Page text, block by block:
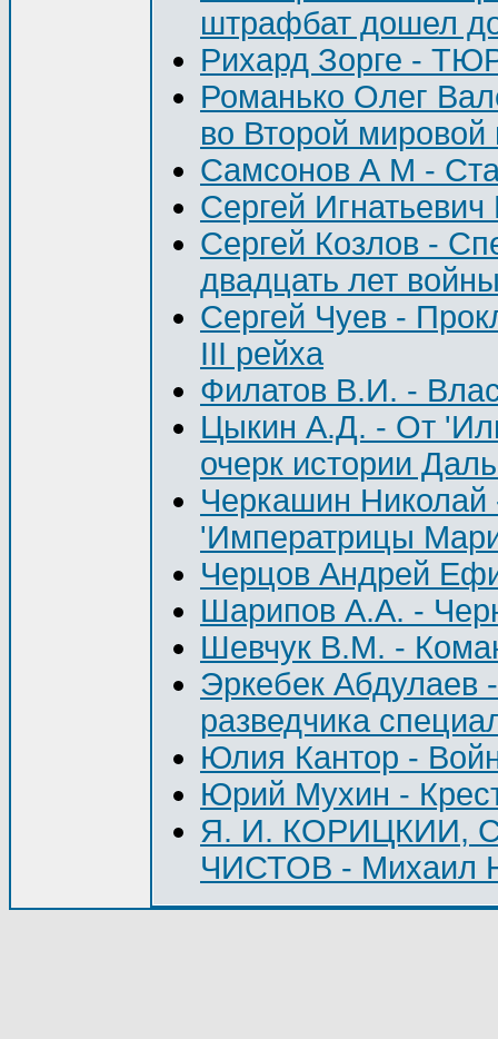
штрафбат дошел
Рихард Зорге -
Романько Олег
во Второй мировой
Самсонов А М -
Сергей
Сергей Козлов -
двадцать лет
Сергей Чуев -
III рейха
Филатов В.И. -
Цыкин А.Д. - От
очерк истории
Черкашин
'Императрицы
Черцов Андрей
Шарипов А.А. -
Шевчук В.М. -
Эркебек Абдулаев
разведчика
Юлия Кантор -
Юрий Мухин -
Я. И. КОРИЦКИИ,
ЧИСТОВ - Михаил